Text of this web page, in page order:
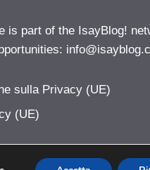
is part of the IsayBlog!
sulla Privacy (UE)
(UE)